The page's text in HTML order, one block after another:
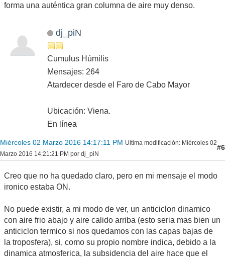
forma una auténtica gran columna de aire muy denso.
dj_piN
Cumulus Húmilis
Mensajes: 264
Atardecer desde el Faro de Cabo Mayor
Ubicación: Viena.
En línea
Miércoles 02 Marzo 2016 14:17:11 PM Ultima modificación: Miércoles 02
Marzo 2016 14:21:21 PM por dj_piN
#6
Creo que no ha quedado claro, pero en mi mensaje el modo
ironico estaba ON.
No puede existir, a mi modo de ver, un anticiclon dinamico
con aire frio abajo y aire calido arriba (esto seria mas bien un
anticiclon termico si nos quedamos con las capas bajas de
la troposfera), si, como su propio nombre indica, debido a la
dinamica atmosferica, la subsidencia del aire hace que el